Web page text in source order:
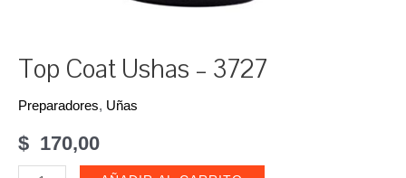
Top Coat Ushas – 3727
Preparadores, Uñas
$ 170,00